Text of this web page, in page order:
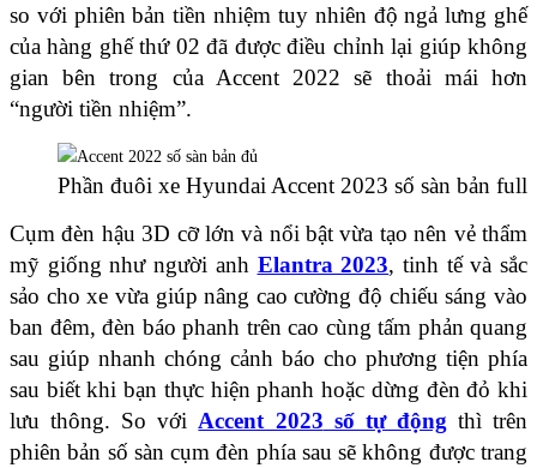
so với phiên bản tiền nhiệm tuy nhiên độ ngả lưng ghế
của hàng ghế thứ 02 đã được điều chỉnh lại giúp không
gian bên trong của Accent 2022 sẽ thoải mái hơn
“người tiền nhiệm”.
Phần đuôi xe Hyundai Accent 2023 số sàn​ bản full
Cụm đèn hậu 3D cỡ lớn và nổi bật vừa tạo nên vẻ thẩm
mỹ giống như người anh Elantra 2023, tinh tế và sắc
sảo cho xe vừa giúp nâng cao cường độ chiếu sáng vào
ban đêm, đèn báo phanh trên cao cùng tấm phản quang
sau giúp nhanh chóng cảnh báo cho phương tiện phía
sau biết khi bạn thực hiện phanh hoặc dừng đèn đỏ khi
lưu thông. So với Accent 2023 số tự động thì trên
phiên bản số sàn cụm đèn phía sau sẽ không được trang